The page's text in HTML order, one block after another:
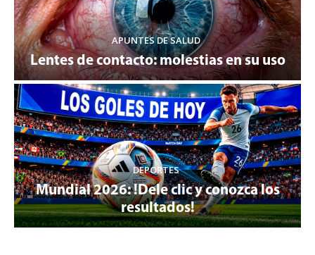
APUNTES DE SALUD
Lentes de contacto: molestias en su uso
DEPORTES
Mundial 2026: !Dele clic y conozca los
resultados!